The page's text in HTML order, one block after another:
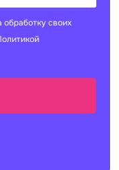
обработку своих